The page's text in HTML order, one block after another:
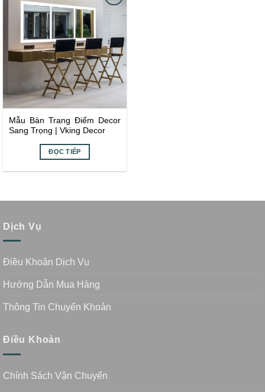
Add to
Mẫu Bàn Trang Điểm Decor
Sang Trọng | Vking Decor
ĐỌC TIẾP
Dịch Vụ
Điều Khoản Dịch Vụ
Hướng Dẫn Mua Hàng
Thông Tin Chuyển Khoản
Điều Khoản
Chính Sách Vận Chuyển